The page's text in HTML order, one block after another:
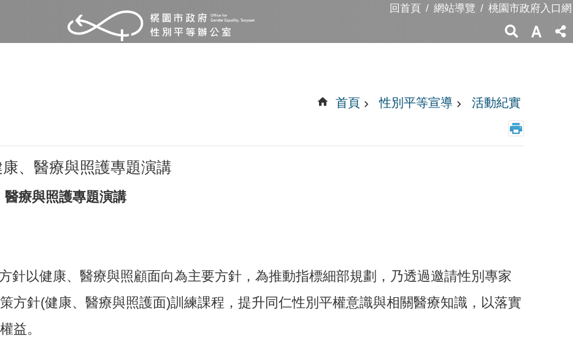
回首頁 網站導覽 桃園市政府入口網
首頁 性別平等宣導 活動紀實
、醫療與照護專題演講
療與照護專題演講
針以健康、醫療與照顧面向為主要方針，為推動指標細部規劃，乃透過邀請性別專家
方針(健康、醫療與照護面)訓練課程，提升同仁性別平權意識與相關醫療知識，以落實
益。